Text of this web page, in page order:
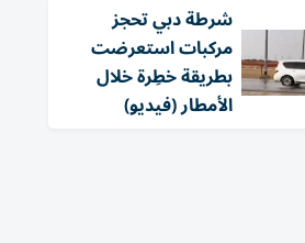
شرطة دبي تحجز
مركبات استعرضت
بطريقة خطِرة خلال
الأمطار (فيديو)